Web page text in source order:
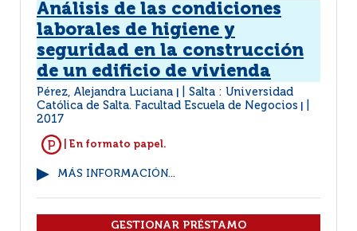
Análisis de las condiciones
laborales de higiene y
seguridad en la construcción
de un edificio de vivienda
Pérez, Alejandra Luciana
Salta : Universidad
Católica de Salta. Facultad Escuela de Negocios
2017
| En formato papel.
MÁS INFORMACIÓN...